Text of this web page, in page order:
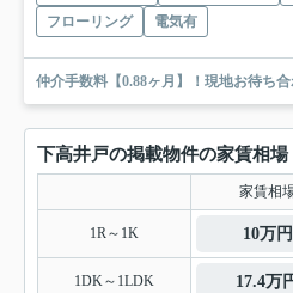
フローリング
電気有
仲介手数料【0.88ヶ月】！現地お待ち
下高井戸の掲載物件の家賃相場
家賃相
1R～1K 10万円
1DK～1LDK 17.4万